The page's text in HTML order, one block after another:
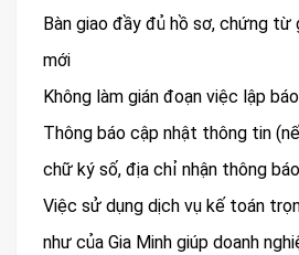
Bàn giao đầy đủ hồ sơ, chứng từ
mới
Không làm gián đoạn việc lập
Thông báo cập nhật thông tin
chữ ký số, địa chỉ nhận thông
Việc sử dụng dịch vụ kế toán
như của Gia Minh giúp doanh